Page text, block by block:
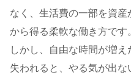
なく、生活費の一部を資
から得る柔軟な働き方です
しかし、自由な時間が増
失われると、やる気が出